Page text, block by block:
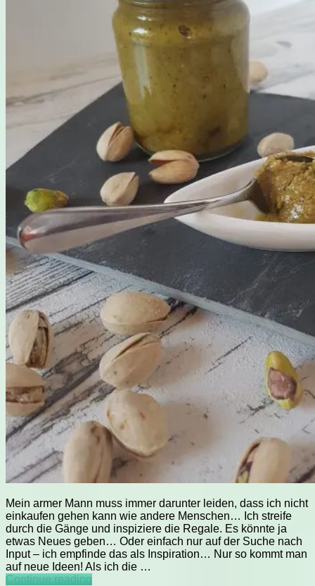
Mein armer Mann muss immer darunter leiden, dass ich nicht
einkaufen gehen kann wie andere Menschen… Ich streife
durch die Gänge und inspiziere die Regale. Es könnte ja
etwas Neues geben… Oder einfach nur auf der Suche nach
Input – ich empfinde das als Inspiration… Nur so kommt man
auf neue Ideen! Als ich die …
Continue readingLCC